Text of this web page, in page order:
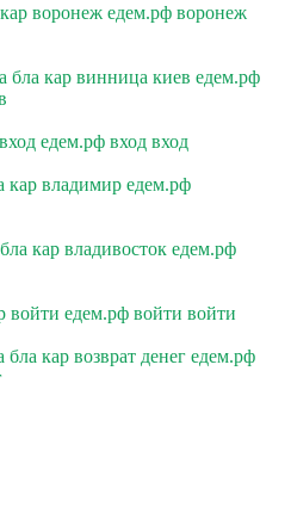
воронеж едем.рф воронеж
бла кар винница киев едем.рф
едем.рф вход вход
кар владимир едем.рф
кар владивосток едем.рф
войти едем.рф войти войти
бла кар возврат денег едем.рф